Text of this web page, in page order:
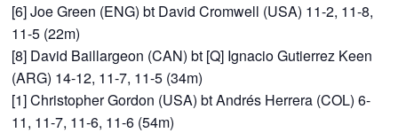
[6] Joe Green (ENG) bt David Cromwell (USA) 11-2, 11-8,
11-5 (22m)
[8] David Baillargeon (CAN) bt [Q] Ignacio Gutierrez Keen
(ARG) 14-12, 11-7, 11-5 (34m)
[1] Christopher Gordon (USA) bt Andrés Herrera (COL) 6-
11, 11-7, 11-6, 11-6 (54m)